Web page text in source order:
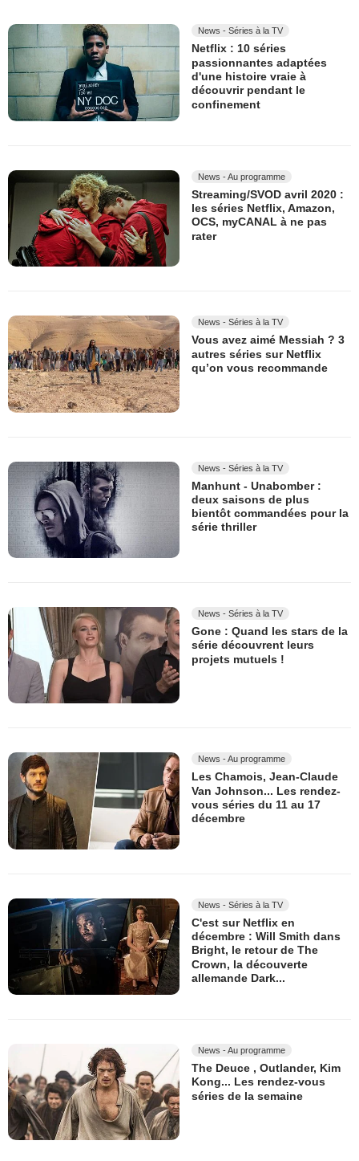
News - Séries à la TV
Netflix : 10 séries
passionnantes adaptées
d'une histoire vraie à
découvrir pendant le
confinement
News - Au programme
Streaming/SVOD avril 2020 :
les séries Netflix, Amazon,
OCS, myCANAL à ne pas
rater
News - Séries à la TV
Vous avez aimé Messiah ? 3
autres séries sur Netflix
qu’on vous recommande
News - Séries à la TV
Manhunt - Unabomber :
deux saisons de plus
bientôt commandées pour la
série thriller
News - Séries à la TV
Gone : Quand les stars de la
série découvrent leurs
projets mutuels !
News - Au programme
Les Chamois, Jean-Claude
Van Johnson... Les rendez-
vous séries du 11 au 17
décembre
News - Séries à la TV
C'est sur Netflix en
décembre : Will Smith dans
Bright, le retour de The
Crown, la découverte
allemande Dark...
News - Au programme
The Deuce , Outlander, Kim
Kong... Les rendez-vous
séries de la semaine